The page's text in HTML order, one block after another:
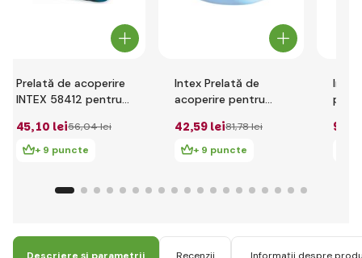
Prelată de acoperire
INTEX 58412 pentru
45,10 lei56,04 lei
+ 9 puncte
Intex Prelată de
acoperire pentru
diametru de 366 cm
42,59 lei81,78 lei
+ 9 puncte
Intex
90